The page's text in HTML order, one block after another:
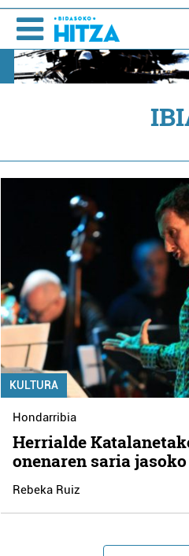
KULTURA
Hondarribia
Herrialde
onenaren saria
Rebeka Ruiz